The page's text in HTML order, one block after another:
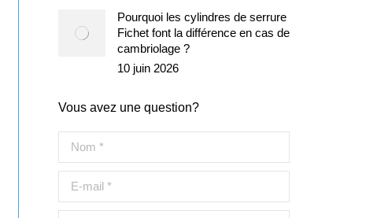
Pourquoi les cylindres de serrure
Fichet font la différence en cas de
cambriolage ?
10 juin 2026
Vous avez une question?